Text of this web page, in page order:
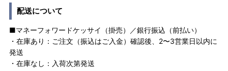
配送について
■マネーフォワードケッサイ（掛売）／銀行振込（前払い）
・在庫あり：ご注文（振込はご入金）確認後、2〜3営業日以内に
発送
・在庫なし：入荷次第発送